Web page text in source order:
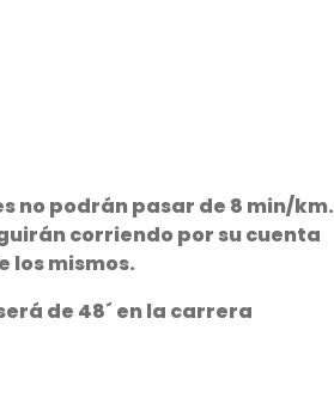
no podrán pasar de 8 min/km.
corriendo por su cuenta
los mismos.
de 48´ en la carrera